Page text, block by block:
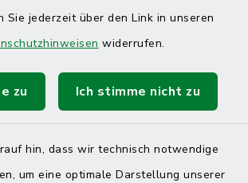
Sie jederzeit über den Link in unseren
widerrufen.
zu Ich stimme nicht zu
hin, dass wir technisch notwendige
um eine optimale Darstellung unserer